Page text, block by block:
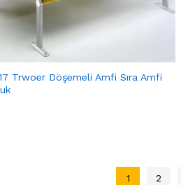
Trwoer Döşemeli Amfi Sıra Amfi
1 2